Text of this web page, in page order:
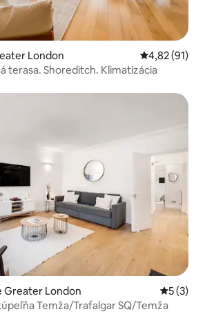
London Priemerné
4,82 (91)
terasa. Shoreditch. Klimatizácia
Greater London
5 (3)
Temža/Trafalgar SQ/Temža